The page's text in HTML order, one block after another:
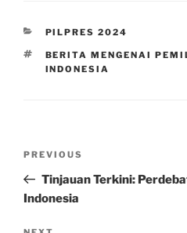
CATEGORIES
PILPRES 2024
TAGS
BERITA MENGENAI
INDONESIA
Previous
Post
PREVIOUS
Tinjauan Terkini:
Indonesia